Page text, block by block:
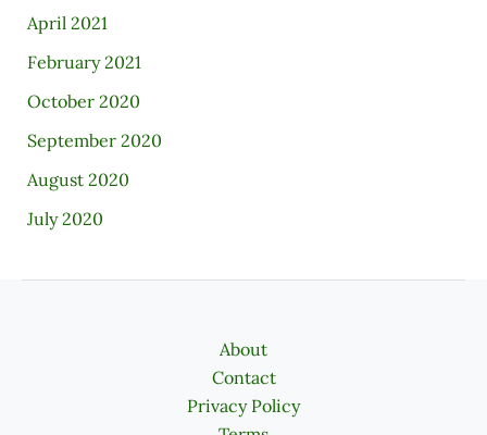
April 2021
February 2021
October 2020
September 2020
August 2020
July 2020
About
Contact
Privacy Policy